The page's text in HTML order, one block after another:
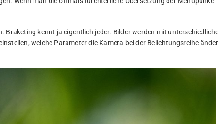
Braketing kennt ja eigentlich jeder. Bilder werden mit
welche Parameter die Kamera bei der Belichtungsreihe